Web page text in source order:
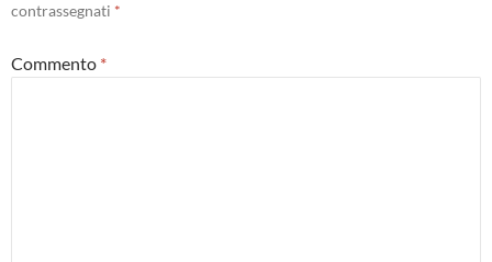
contrassegnati *
Commento *